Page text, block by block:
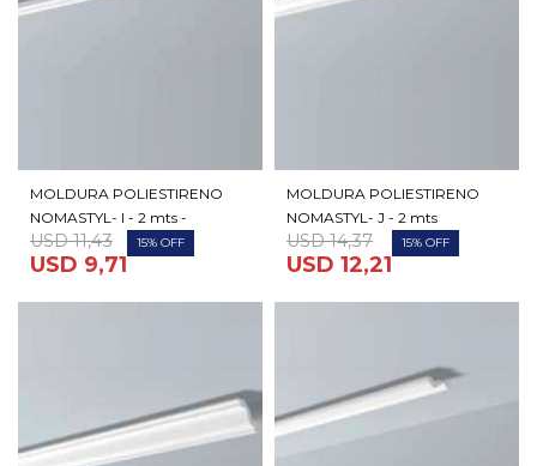
MOLDURA POLIESTIRENO
NOMASTYL- I - 2 mts -
USD 9,71
USD 11,43 15
MOLDURA POLIESTIRENO
NOMASTYL- J - 2 mts
USD 12,21
USD 14,37 15